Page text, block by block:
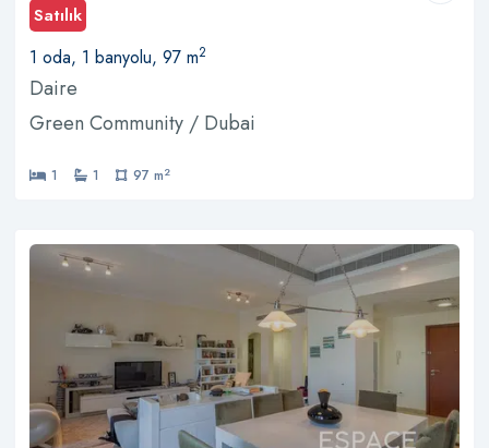
Satılık
1 oda, 1 banyolu, 97 m2
Daire
Green Community / Dubai
1 1 97 m2